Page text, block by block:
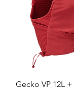
Gecko VP 12L